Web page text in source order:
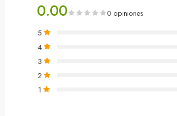
0.00 0 opiniones
5
4
3
2
1